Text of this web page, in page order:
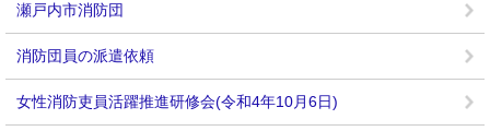
瀬戸内市消防団
消防団員の派遣依頼
女性消防吏員活躍推進研修会(令和4年10月6日)